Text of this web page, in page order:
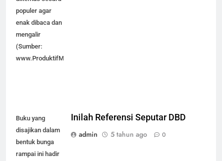
populer agar
enak dibaca dan
mengalir
(Sumber:
www.ProduktifMenulis.com)
Buku yang
disajikan dalam
bentuk bunga
rampai ini hadir
Inilah Referensi Seputar DBD
admin
5 tahun ago 0